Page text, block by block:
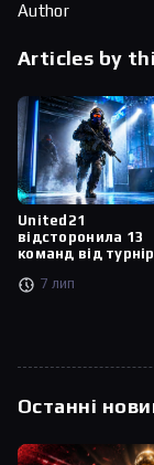
Author
Articles by
United21
відсторонила 13
команд від
7 лип
Останні